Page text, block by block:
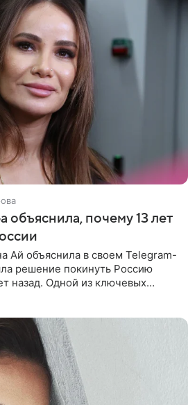
объяснила, почему 13 лет
Ай объяснила в своем Telegram-
решение покинуть Россию
назад. Одной из ключевых